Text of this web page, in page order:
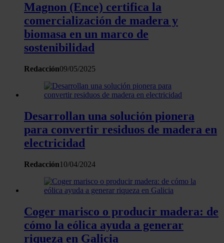
Magnon (Ence) certifica la
comercialización de madera y
biomasa en un marco de
sostenibilidad
Redacción09/05/2025
Desarrollan una solución pionera
para convertir residuos de madera en
electricidad
Redacción10/04/2024
Coger marisco o producir madera: de
cómo la eólica ayuda a generar
riqueza en Galicia